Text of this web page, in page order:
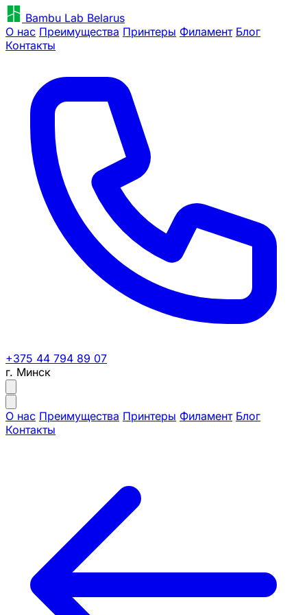
Bambu Lab Belarus
О нас Преимущества Принтеры Филамент Блог
Контакты
+375 44 794 89 07
г. Минск
О нас Преимущества Принтеры Филамент Блог
Контакты